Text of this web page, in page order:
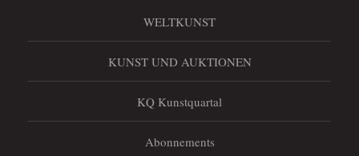
WELTKUNST
KUNST UND AUKTIONEN
KQ Kunstquartal
Abonnements